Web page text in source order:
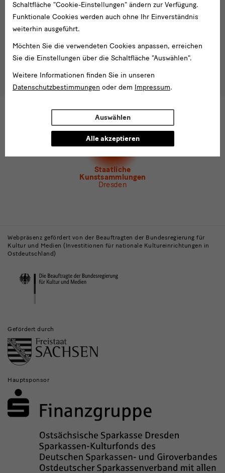
Schaltfläche "Cookie-Einstellungen" ändern zur Verfügung.
Funktionale Cookies werden auch ohne Ihr Einverständnis
weiterhin ausgeführt.
Möchten Sie die verwendeten Cookies anpassen, erreichen
Sie die Einstellungen über die Schaltfläche "Auswählen".
Weitere Informationen finden Sie in unseren
Datenschutzbestimmungen oder dem Impressum.
Auswählen
Alle akzeptieren
Mail-
Adresse
eingeben*
* Pflichtfeld
Ich stimme derDatenschutzerklärungzu.*
Bitte wählen Sie mindestens einen Newsletter aus.
der Staatlichen Kunstsammlungen
Dresden
des Albertinum
Museum für Sächsische Volkskunst
Tel. +49 351 49 14 2000
besucherservice(at)skdmuseum.info
Staatliche
Kunstsammlungen
Dresden
Museen
und
Institutionen
Webpräsenz gefördert von der Beauftragten der Bundesregierung für
Kultur und Medien (Investitionen für nationale Kultureinrichtungen in
Ostdeutschland)
Gefördert durch
Hauptsponsor